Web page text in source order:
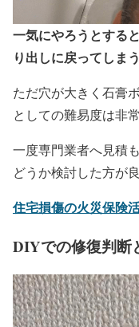
一気にやろうとする
り出しに戻ってしま
ただ穴が大きく石膏
としての難易度は非常
一度専門業者へ見積
どうか検討した方が
住宅損傷の火災保険
DIYでの修復判断